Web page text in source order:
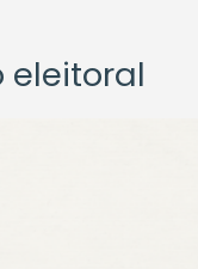
eleitoral